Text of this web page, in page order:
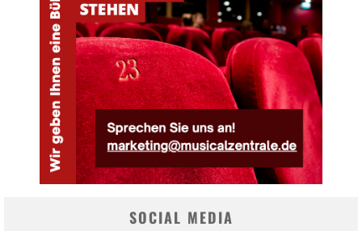
SOCIAL MEDIA